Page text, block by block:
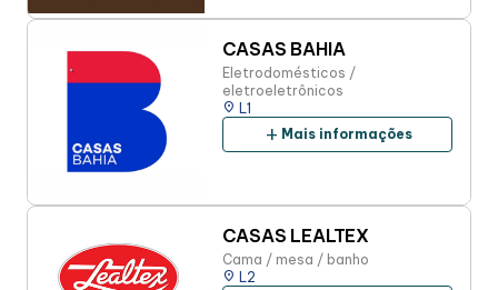
CASAS BAHIA
Eletrodomésticos /
eletroeletrônicos
place L1
add Mais informações
CASAS LEALTEX
Cama / mesa / banho
place L2